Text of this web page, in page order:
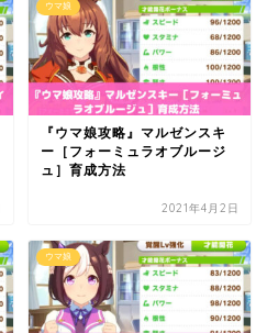
ウマ娘
『ウマ娘攻略』マルゼンスキ
ー［フォーミュラオブルージ
ュ］育成方法
2021年4月2日
ウマ娘